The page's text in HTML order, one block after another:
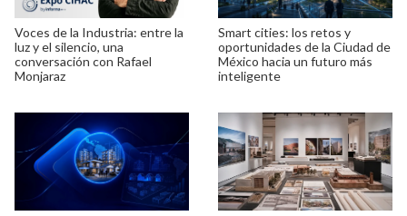
Voces de la Industria: entre la
luz y el silencio, una
conversación con Rafael
Monjaraz
Smart cities: los retos y
oportunidades de la Ciudad de
México hacia un futuro más
inteligente